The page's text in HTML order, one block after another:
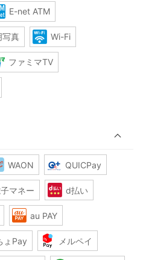
E-net ATM
写真 Wi-Fi
ファミマTV
WAON QUICPay
マネー d払い
au PAY
ょPay メルペイ